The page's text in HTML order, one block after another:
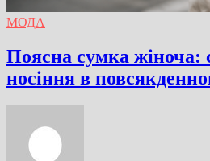
МОДА
Поясна сумка жіноча:
носіння в